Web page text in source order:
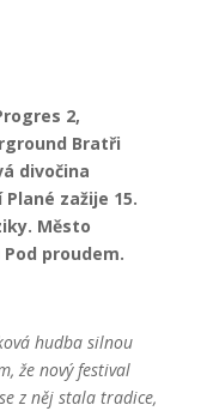
2,
Bratři
divočina
zažije 15.
Město
proudem.
hudba silnou
že nový festival
z něj stala tradice,